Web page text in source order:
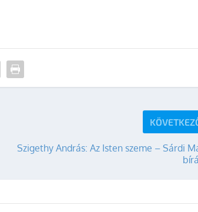
Szigethy András: Az Isten szeme – Sárdi